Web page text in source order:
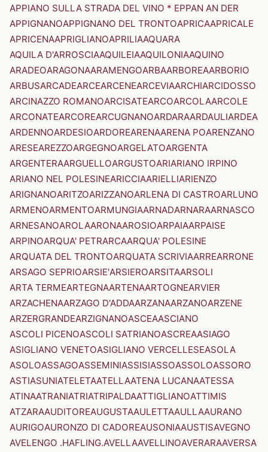
APPIANO SULLA STRADA DEL VINO * EPPAN AN DER
APPIGNANOAPPIGNANO DEL TRONTOAPRICAAPRICALE
APRICENAAPRIGLIANOAPRILIAAQUARA
AQUILA D'ARROSCIAAQUILEIAAQUILONIAAQUINO
ARADEOARAGONAARAMENGOARBAARBOREAARBORIO
ARBUSARCADEARCEARCENEARCEVIAARCHIARCIDOSSO
ARCINAZZO ROMANOARCISATEARCOARCOLAARCOLE
ARCONATEARCOREARCUGNANOARDARAARDAULIARDEA
ARDENNOARDESIOARDOREARENAARENA POARENZANO
ARESEAREZZOARGEGNOARGELATOARGENTA
ARGENTERAARGUELLOARGUSTOARIARIANO IRPINO
ARIANO NEL POLESINEARICCIAARIELLIARIENZO
ARIGNANOARITZOARIZZANOARLENA DI CASTROARLUNO
ARMENOARMENTOARMUNGIAARNADARNARAARNASCO
ARNESANOAROLAARONAAROSIOARPAIAARPAISE
ARPINOARQUA' PETRARCAARQUA' POLESINE
ARQUATA DEL TRONTOARQUATA SCRIVIAARREARRONE
ARSAGO SEPRIOARSIE'ARSIEROARSITAARSOLI
ARTA TERMEARTEGNAARTENAARTOGNEARVIER
ARZACHENAARZAGO D'ADDAARZANAARZANOARZENE
ARZERGRANDEARZIGNANOASCEAASCIANO
ASCOLI PICENOASCOLI SATRIANOASCREAASIAGO
ASIGLIANO VENETOASIGLIANO VERCELLESEASOLA
ASOLOASSAGOASSEMINIASSISIASSOASSOLOASSORO
ASTIASUNIATELETAATELLAATENA LUCANAATESSA
ATINAATRANIATRIATRIPALDAATTIGLIANOATTIMIS
ATZARAAUDITOREAUGUSTAAULETTAAULLAAURANO
AURIGOAURONZO DI CADOREAUSONIAAUSTISAVEGNO
AVELENGO .HAFLING.AVELLAAVELLINOAVERARAAVERSA